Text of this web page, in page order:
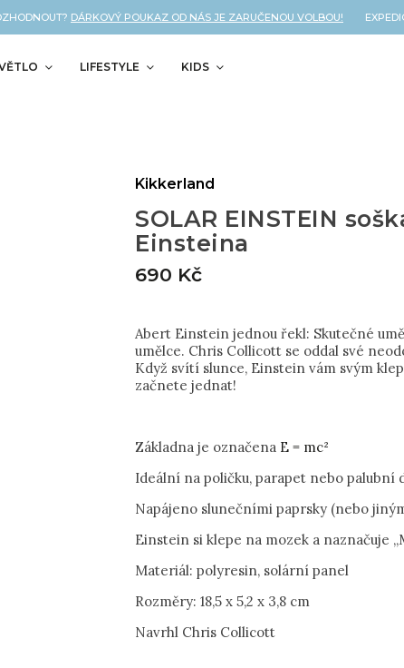
DÁRKOVÝ POUKAZ OD NÁS JE ZARUČENOU VOLBOU!
LIFESTYLE KIDS
SOLAR EINSTEIN
Einsteina
690 Kč
Abert Einstein jednou řekl: Skutečné
umělce. Chris Collicott se oddal své
Když svítí slunce, Einstein vám svým
začnete jednat!
Základna je označena E = mc²
Ideální na poličku, parapet nebo palubní
Napájeno slunečními paprsky (nebo
Einstein si klepe na mozek a naznačuje
Materiál: polyresin, solární panel
Rozměry: 18,5 x 5,2 x 3,8 cm
Navrhl Chris Collicott
Kikkerland